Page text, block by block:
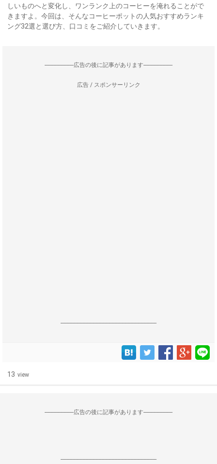
しいものへと変化し、ワンランク上のコーヒーを淹れることがで
きますよ。今回は、そんなコーヒーポットの人気おすすめランキ
ング32選と選び方、口コミをご紹介していきます。
--------------------広告の後に記事があります--------------------
広告 / スポンサーリンク
------------------------------------------------------------------
13 view
--------------------広告の後に記事があります--------------------
------------------------------------------------------------------